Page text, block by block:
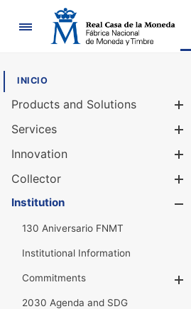
Navigation
INICIO
Products and Solutions
Services
Innovation
Collector
Institution
130 Aniversario FNMT
Institutional Information
Commitments
2030 Agenda and SDG